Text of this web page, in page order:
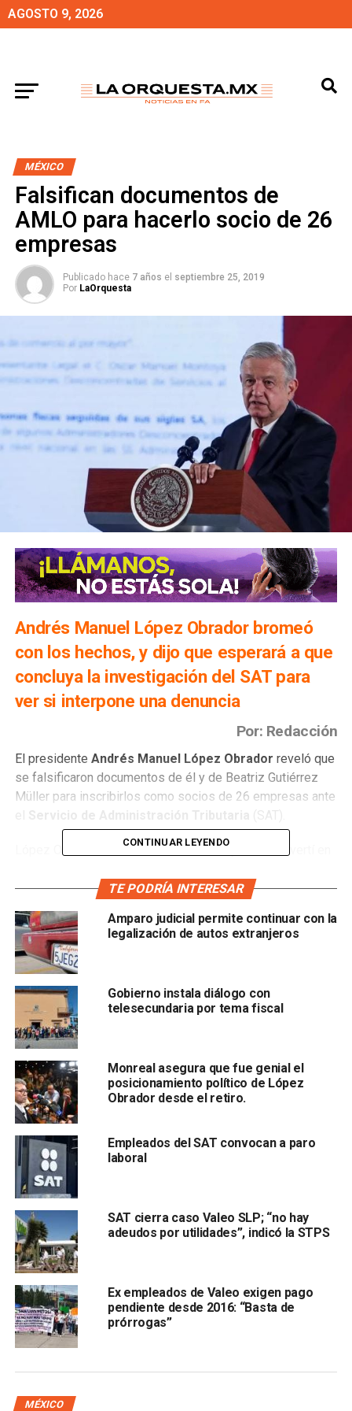
AGOSTO 9, 2026
MÉXICO
Falsifican documentos de
AMLO para hacerlo socio de 26
empresas
Publicado hace 7 años el septiembre 25, 2019
Por LaOrquesta
Andrés Manuel López Obrador bromeó
con los hechos, y dijo que esperará a que
concluya la investigación del SAT para
ver si interpone una denuncia
Por: Redacción
El presidente Andrés Manuel López Obrador reveló que
se falsificaron documentos de él y de Beatriz Gutiérrez
Müller para inscribirlos como socios de 26 empresas ante
López Obrador bromeó diciendo “me rayé, me convertí en
concluya la investigación para saber si interpondrá alguna
La inscripción fue realizada el 15 de agosto enBoca del
Río, Veracruz
En la conferencia mañanera de este miércoles, López
Obrador aclaró que no es empresario, ni tiene propiedades
u otros bienes, sino que
banco para depósitos de su nómina
“Si fue por venganza de alguien dolido que quiso vulnerar
el sistema del SAT o alguien que en efecto constituye
estas empresas que pueda hacer negocio, engañando que
soy su socio de la empresa o mis adversarios políticos
para que el día de mañana aparezca que estoy haciendo
negocios chuecos”, señaló.
De acuerdo con los documentos que presentó López
legal de las 26 empresas.
CONTINUAR LEYENDO
TE PODRÍA INTERESAR
Amparo judicial permite continuar con la
legalización de autos extranjeros
Gobierno instala diálogo con
telesecundaria por tema fiscal
​Monreal asegura que fue genial el
posicionamiento político de López
Obrador desde el retiro.
Empleados del SAT convocan a paro
laboral
SAT cierra caso Valeo SLP; “no hay
adeudos por utilidades”, indicó la STPS
Ex empleados de Valeo exigen pago
pendiente desde 2016: “Basta de
prórrogas”
MÉXICO